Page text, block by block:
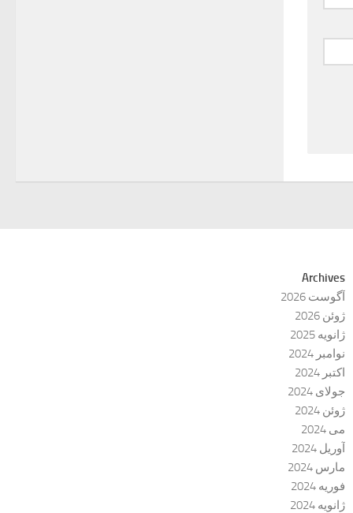
Archives
آگوست 2026
ژوئن 2026
ژانویه 2025
نوامبر 2024
اکتبر 2024
جولای 2024
ژوئن 2024
می 2024
آوریل 2024
مارس 2024
فوریه 2024
ژانویه 2024